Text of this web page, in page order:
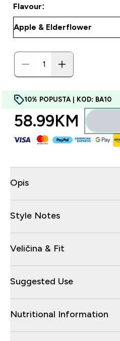
Flavour:
10% POPUSTA | KOD: BA10
58.99KM‎
Opis
Style Notes
Veličina & Fit
Suggested Use
Nutritional Information